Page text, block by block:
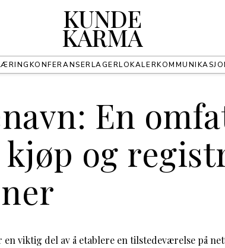
KUNDE
KARMA
KONFERANSERLAGERLOKALER
En
og
viktig del av å etablere en tilstedeværelse på